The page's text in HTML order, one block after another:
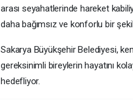
arası seyahatlerinde hareket
daha bağımsız ve konforlu bir
​Sakarya Büyükşehir Belediyesi,
gereksinimli bireylerin hayatını
hedefliyor.